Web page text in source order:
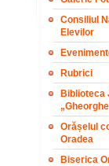
Consiliul
Elevilor
Rubrici
Biblioteca
Orășelul
Oradea
Biserica